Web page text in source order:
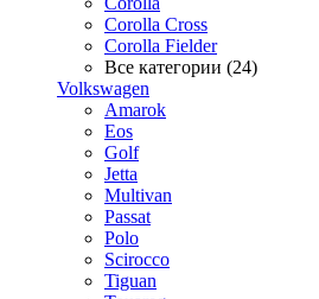
Corolla Cross
Corolla Fielder
Все категории (24)
Volkswagen
Amarok
Eos
Golf
Jetta
Multivan
Passat
Polo
Scirocco
Tiguan